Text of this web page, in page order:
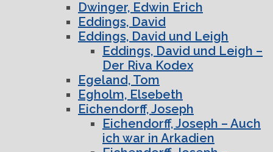
Dwinger, Edwin Erich
Eddings, David
Eddings, David und Leigh
Eddings, David und Leigh –
Der Riva Kodex
Egeland, Tom
Egholm, Elsebeth
Eichendorff, Joseph
Eichendorff, Joseph – Auch
ich war in Arkadien